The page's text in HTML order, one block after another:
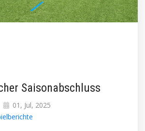
Saisonabschluss
01, Jul, 2025